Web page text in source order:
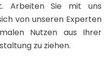
Arbeiten Sie mit uns
von unseren Experten
Nutzen aus Ihrer
zu ziehen.